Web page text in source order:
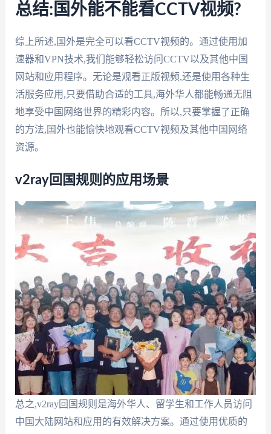
总结:国外能不能看CCTV视频?
综上所述,国外是完全可以看CCTV视频的。通过使用加
速器和VPN技术,我们能够轻松访问CCTV以及其他中国
网站和应用程序。无论是观看正版视频,还是使用各种生
活服务应用,只要借助合适的工具,海外华人都能畅通无阻
地享受中国网络世界的精彩内容。所以,只要掌握了正确
的方法,国外也能愉快地观看CCTV视频及其他中国网络
资源。
v2ray回国规则的应用场景
总之,v2ray回国规则是海外华人、留学生和工作人员访问
中国大陆网站和应用的有效解决方案。通过使用优质的